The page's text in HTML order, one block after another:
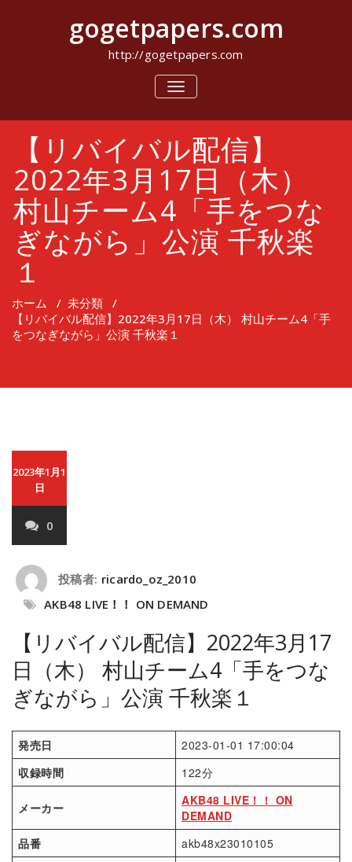
キ
gogetpapers.com
http://gogetpapers.com
ナ
ビ
シ
ョ
ン
を
切
替
え
【リバイバル配信】
2022年3月17日（木）
村山チーム4「手をつな
ぎながら」公演 千秋楽
１
ホーム / 未分類 /
【リバイバル配信】2022年3月17日（木） 村山チーム4「手
をつなぎながら」公演 千秋楽１
2023年1月1
日
0
投稿者: ricardo_oz_2010
AKB48 LIVE！！ ON DEMAND
【リバイバル配信】2022年3月17
日（木） 村山チーム4「手をつな
ぎながら」公演 千秋楽１
発売日
2023-01-01 17:00:04
収録時間
122分
メーカー
AKB48 LIVE！！ ON
DEMAND
品番
akb48x23010105